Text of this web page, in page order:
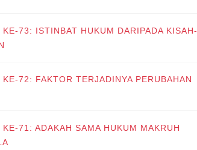
73: ISTINBAT HUKUM DARIPADA KISAH-
72: FAKTOR TERJADINYA PERUBAHAN
71: ADAKAH SAMA HUKUM MAKRUH